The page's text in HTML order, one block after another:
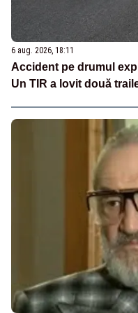
6 aug. 2026, 18:11
Accident pe drumul
Un TIR a lovit două